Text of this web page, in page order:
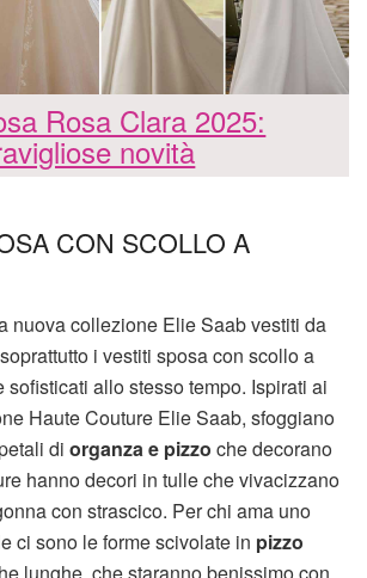
Rosa Clara 2025:
novità
CON SCOLLO A
nuova collezione Elie Saab vestiti da
i vestiti sposa con scollo a
sofisticati allo stesso tempo. Ispirati ai
Haute Couture Elie Saab, sfoggiano
di organza e pizzo che decorano
hanno decori in tulle che vivacizzano
con strascico. Per chi ama uno
ci sono le forme scivolate in pizzo